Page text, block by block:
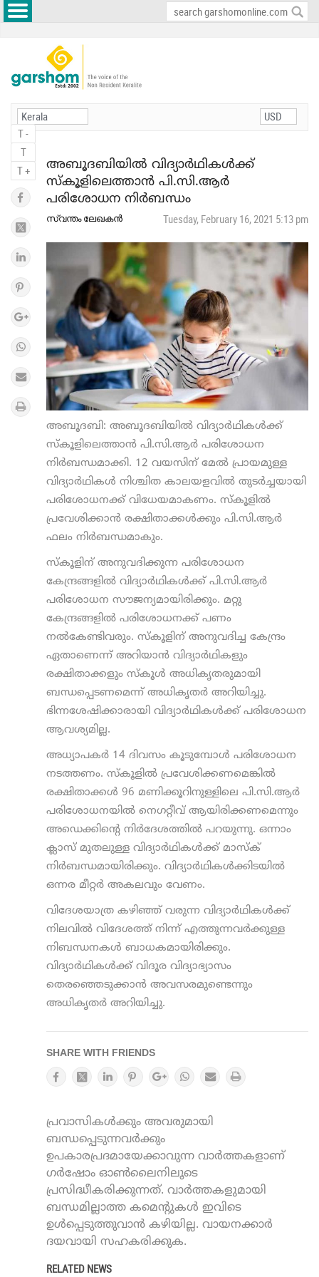
T -
T
T +
അബൂദബിയില്‍ വിദ്യാര്‍ഥികള്‍ക്ക്
സ്‌കൂളിലെത്താന്‍ പി.സി.ആര്‍
പരിശോധന നിര്‍ബന്ധം
സ്വന്തം ലേഖകന്‍ Tuesday, February 16, 2021 5:13 pm
അബൂദബി: അബൂദബിയില്‍ വിദ്യാര്‍ഥികള്‍ക്ക്
സ്‌കൂളിലെത്താന്‍ പി.സി.ആര്‍ പരിശോധന
നിര്‍ബന്ധമാക്കി. 12 വയസിന് മേല്‍ പ്രായമുള്ള
വിദ്യാര്‍ഥികള്‍ നിശ്ചിത കാലയളവില്‍ തുടര്‍ച്ചയായി
പരിശോധനക്ക് വിധേയമാകണം. സ്‌കൂളില്‍
പ്രവേശിക്കാന്‍ രക്ഷിതാക്കള്‍ക്കും പി.സി.ആര്‍
ഫലം നിര്‍ബന്ധമാകും.
സ്‌കൂളിന് അനുവദിക്കുന്ന പരിശോധന
കേന്ദ്രങ്ങളില്‍ വിദ്യാര്‍ഥികള്‍ക്ക് പി.സി.ആര്‍
പരിശോധന സൗജന്യമായിരിക്കും. മറ്റു
കേന്ദ്രങ്ങളില്‍ പരിശോധനക്ക് പണം
നല്‍കേണ്ടിവരും. സ്‌കൂളിന് അനുവദിച്ച കേന്ദ്രം
ഏതാണെന്ന് അറിയാന്‍ വിദ്യാര്‍ഥികളും
രക്ഷിതാക്കളും സ്‌കൂള്‍ അധികൃതരുമായി
ബന്ധപ്പെടണമെന്ന് അധികൃതര്‍ അറിയിച്ചു.
ഭിന്നശേഷിക്കാരായി വിദ്യാര്‍ഥികള്‍ക്ക് പരിശോധന
ആവശ്യമില്ല.
അധ്യാപകര്‍ 14 ദിവസം കൂടുമ്പോള്‍ പരിശോധന
നടത്തണം. സ്‌കൂളില്‍ പ്രവേശിക്കണമെങ്കില്‍
രക്ഷിതാക്കള്‍ 96 മണിക്കൂറിനുള്ളിലെ പി.സി.ആര്‍
പരിശോധനയില്‍ നെഗറ്റീവ് ആയിരിക്കണമെന്നും
അഡെക്കിന്റെ നിര്‍ദേശത്തില്‍ പറയുന്നു. ഒന്നാം
ക്ലാസ് മുതലുള്ള വിദ്യാര്‍ഥികള്‍ക്ക് മാസ്‌ക്
നിര്‍ബന്ധമായിരിക്കും. വിദ്യാര്‍ഥികള്‍ക്കിടയില്‍
ഒന്നര മീറ്റര്‍ അകലവും വേണം.
വിദേശയാത്ര കഴിഞ്ഞ് വരുന്ന വിദ്യാര്‍ഥികള്‍ക്ക്
നിലവില്‍ വിദേശത്ത് നിന്ന് എത്തുന്നവര്‍ക്കുള്ള
നിബന്ധനകള്‍ ബാധകമായിരിക്കും.
വിദ്യാര്‍ഥികള്‍ക്ക് വിദൂര വിദ്യാഭ്യാസം
തെരഞ്ഞെടുക്കാന്‍ അവസരമുണ്ടെന്നും
അധികൃതര്‍ അറിയിച്ചു.
SHARE WITH FRIENDS
പ്രവാസികൾക്കും അവരുമായി
ബന്ധപ്പെടുന്നവർക്കും
ഉപകാരപ്രദമായേക്കാവുന്ന വാർത്തകളാണ്
ഗർഷോം ഓൺലൈനിലൂടെ
പ്രസിദ്ധീകരിക്കുന്നത്. വാർത്തകളുമായി
ബന്ധമില്ലാത്ത കമെന്റുകൾ ഇവിടെ
ഉൾപ്പെടുത്തുവാൻ കഴിയില്ല. വായനക്കാർ
ദയവായി സഹകരിക്കുക.
RELATED NEWS